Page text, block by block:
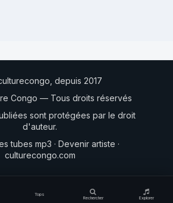
Tops
Rechercher Explorer
depuis 2017
Congo — Tous droits réservés
sont protégées par le droit
d'auteur.
tubes mp3 · Devenir artiste ·
culturecongo.com